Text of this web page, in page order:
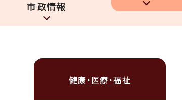
市政情報
健康・医療・福祉